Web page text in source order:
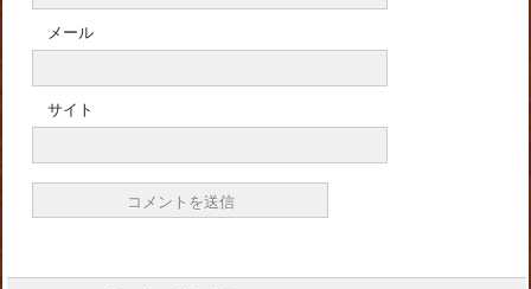
メール
サイト